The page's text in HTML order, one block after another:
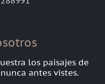
los paisajes de
antes vistes.